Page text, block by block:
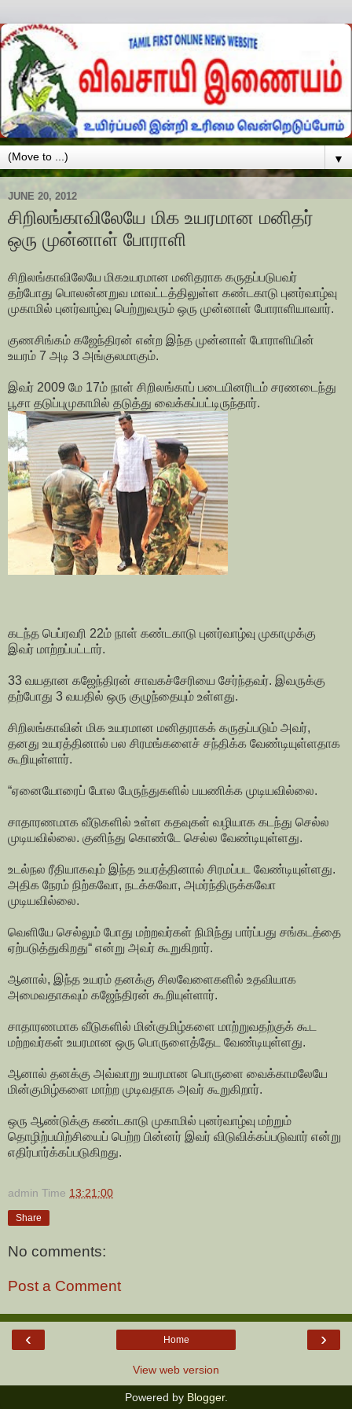
▼
JUNE 20, 2012
சிறிலங்காவிலேயே மிக உயரமான மனிதர்
ஒரு முன்னாள் போராளி
சிறிலங்காவிலேயே மிகஉயரமான மனிதராக கருதப்படுபவர்
தற்போது பொலன்னறுவ மாவட்டத்திலுள்ள கண்டகாடு புனர்வாழ்வு
முகாமில் புனர்வாழ்வு பெற்றுவரும் ஒரு முன்னாள் போராளியாவார்.
குணசிங்கம் கஜேந்திரன் என்ற இந்த முன்னாள் போராளியின்
உயரம் 7 அடி 3 அங்குலமாகும்.
இவர் 2009 மே 17ம் நாள் சிறிலங்காப் படையினரிடம் சரணடைந்து
பூசா தடுப்புமுகாமில் தடுத்து வைக்கப்பட்டிருந்தார்.
கடந்த பெப்ரவரி 22ம் நாள் கண்டகாடு புனர்வாழ்வு முகாமுக்கு
இவர் மாற்றப்பட்டார்.
33 வயதான கஜேந்திரன் சாவகச்சேரியை சேர்ந்தவர். இவருக்கு
தற்போது 3 வயதில் ஒரு குழுந்தையும் உள்ளது.
சிறிலங்காவின் மிக உயரமான மனிதராகக் கருதப்படும் அவர்,
தனது உயரத்தினால் பல சிரமங்களைச் சந்திக்க வேண்டியுள்ளதாக
கூறியுள்ளார்.
“ஏனையோரைப் போல பேருந்துகளில் பயணிக்க முடியவில்லை.
சாதாரணமாக வீடுகளில் உள்ள கதவுகள் வழியாக கடந்து செல்ல
முடியவில்லை. குனிந்து கொண்டே செல்ல வேண்டியுள்ளது.
உடல்நல ரீதியாகவும் இந்த உயரத்தினால் சிரமப்பட வேண்டியுள்ளது.
அதிக நேரம் நிற்கவோ, நடக்கவோ, அமர்ந்திருக்கவோ
முடியவில்லை.
வெளியே செல்லும் போது மற்றவர்கள் நிமிந்து பார்ப்பது சங்கடத்தை
ஏற்படுத்துகிறது“ என்று அவர் கூறுகிறார்.
ஆனால், இந்த உயரம் தனக்கு சிலவேளைகளில் உதவியாக
அமைவதாகவும் கஜேந்திரன் கூறியுள்ளார்.
சாதாரணமாக வீடுகளில் மின்குமிழ்களை மாற்றுவதற்குக் கூட
மற்றவர்கள் உயரமான ஒரு பொருளைத்தேட வேண்டியுள்ளது.
ஆனால் தனக்கு அவ்வாறு உயரமான பொருளை வைக்காமலேயே
மின்குமிழ்களை மாற்ற முடிவதாக அவர் கூறுகிறார்.
ஒரு ஆண்டுக்கு கண்டகாடு முகாமில் புனர்வாழ்வு மற்றும்
தொழிற்பயிற்சியைப் பெற்ற பின்னர் இவர் விடுவிக்கப்படுவார் என்று
எதிர்பார்க்கப்படுகிறது.
admin Time 13:21:00
Share
No comments:
Post a Comment
‹ ›
Home
View web version
Powered by Blogger.